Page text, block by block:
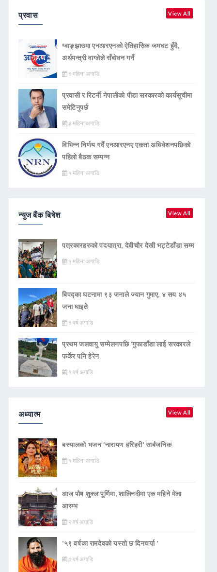
प्रवास View All
ग्वाङ्झाउमा एनआरएनको ऐतिहासिक जमघट हुँदै,
अर्थमन्त्री वाग्लेले सँबोधन गर्ने
१ महिना अगाडि
प्रवासी र रिटर्नी नेपालीको पीडा सरकारको कार्यसूचीमा
समेटिनुपर्छ
४ महिना अगाडि
विभिन्न निर्णय गर्दै एनआरएनए एकता अधिवेशनपछिको
पहिलो बैठक सम्पन्न
५ महिना अगाडि
न्युज बैंक बिषेश View All
पत्रकारहरुको पदयात्रा, देबीचौर देखी भट्टेडाँडा सम्म
१ महिना अगाडि
बिपद्का घटनामा ९३ जनाले ज्यान गुमाए, ४ सय ४५
जना घाइते
१ वर्ष अगाडि
प्रथम जलवायु सम्मेलनपछि ‘गुफाडाँडा’लाई सरकारले
फर्केर पनि हेरेन
१ वर्ष अगाडि
अध्यात्म View All
बस्यालको भजन ‘नारायण हरिहरी’ सार्बजनिक
५ महिना अगाडि
आज पौष शुक्ल पूर्णिमा, शालिनदीमा एक महिने मेला
आरम्भ
२ वर्ष अगाडि
‘५९ वर्षका रामदेवकाे यस्ताे छ दिनचर्या ’
२ वर्ष अगाडि